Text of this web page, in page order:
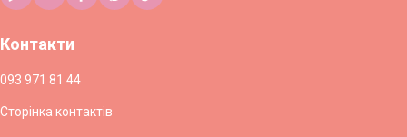
Контакти
093 971 81 44
Сторінка контактів